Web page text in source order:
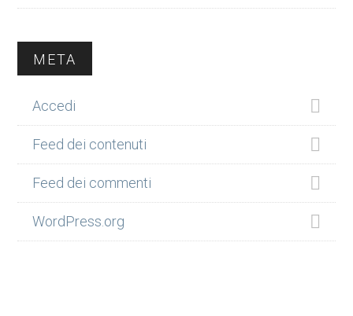
META
Accedi
Feed dei contenuti
Feed dei commenti
WordPress.org